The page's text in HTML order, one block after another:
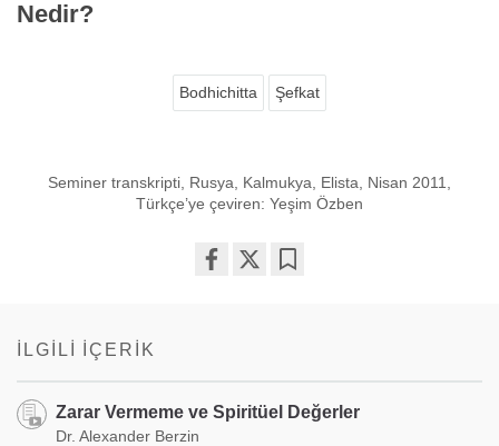
Nedir?
Bodhichitta Şefkat
Seminer transkripti, Rusya, Kalmukya, Elista, Nisan 2011,
Türkçe’ye çeviren: Yeşim Özben
İLGILI İÇERIK
Zarar Vermeme ve Spiritüel Değerler
Dr. Alexander Berzin